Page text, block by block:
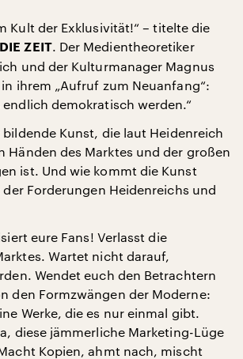
Kult der Exklusivität!“ – titelte die
DIE ZEIT. Der Medientheoretiker
und der Kulturmanager Magnus
ihrem „Aufruf zum Neuanfang“:
endlich demokratisch werden.“
Kunst, die laut Heidenreich
Händen des Marktes und der großen
ist. Und wie kommt die Kunst
der Forderungen Heidenreichs und
eure Fans! Verlasst die
Wartet nicht darauf,
Wendet euch den Betrachtern
den Formzwängen der Moderne:
Werke, die es nur einmal gibt.
diese jämmerliche Marketing-Lüge
Kopien, ahmt nach, mischt